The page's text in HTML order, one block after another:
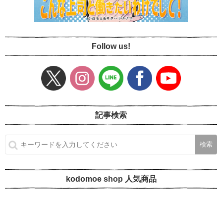
Follow us!
記事検索
kodomoe shop 人気商品